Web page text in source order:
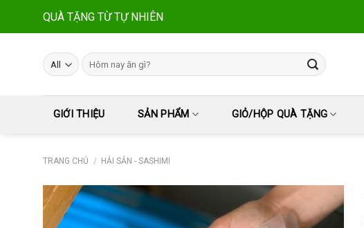
QUÀ TẶNG TỪ TỰ NHIÊN
Tìm
kiếm:
GIỚI THIỆU SẢN PHẨM GIỎ/HỘP QUÀ TẶNG
TRANG CHỦ / HẢI SẢN - SASHIMI